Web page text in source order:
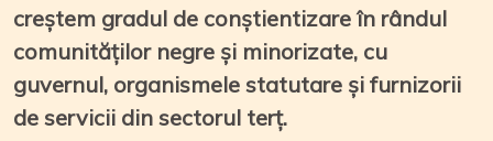
creștem gradul de conștientizare în rândul
comunităților negre și minorizate, cu
guvernul, organismele statutare și furnizorii
de servicii din sectorul terț.